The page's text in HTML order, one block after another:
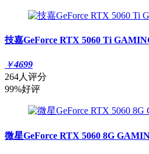
技嘉GeForce RTX 5060 Ti
￥4699
264人评分
99%好评
微星GeForce RTX 5060 8G